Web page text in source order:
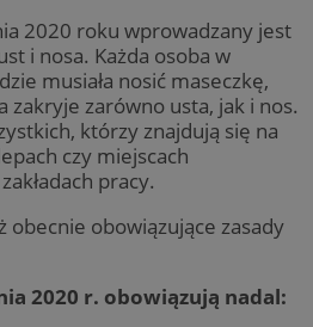
2020 roku wprowadzany jest
i nosa. Każda osoba w
musiała nosić maseczkę,
zakryje zarówno usta, jak i nos.
którzy znajdują się na
czy miejscach
pracy.
obecnie obowiązujące zasady
2020 r. obowiązują nadal: